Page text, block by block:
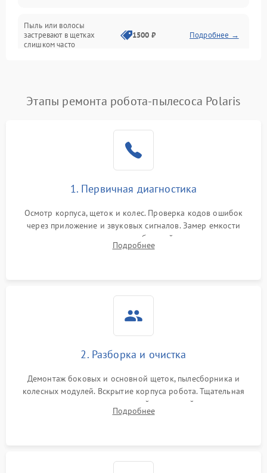
Программные сбои
Пыль или волосы
застревают в щетках
слишком часто
1500 ₽ Подробнее →
Этапы ремонта робота-пылесоса Polaris
1. Первичная диагностика
Осмотр корпуса, щеток и колес. Проверка кодов ошибок
через приложение и звуковых сигналов. Замер емкости
аккумулятора и тестирование базовой станции зарядки.
Оценка работы лидара, бампера и датчиков падения для
Подробнее
2. Разборка и очистка
Демонтаж боковых и основной щеток, пылесборника и
колесных модулей. Вскрытие корпуса робота. Тщательная
очистка внутренних полостей, шестерней и плат от
скопившейся пыли, волос и шерсти животных с
Подробнее